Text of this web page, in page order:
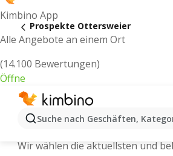
Kimbino App
Alle Angebote an einem Ort
(14.100 Bewertungen)
Öffne
Suche nach Geschäften,
Prospekte Ottersweier
Ottersweier - Neuste
Wir wählen die aktuellsten und